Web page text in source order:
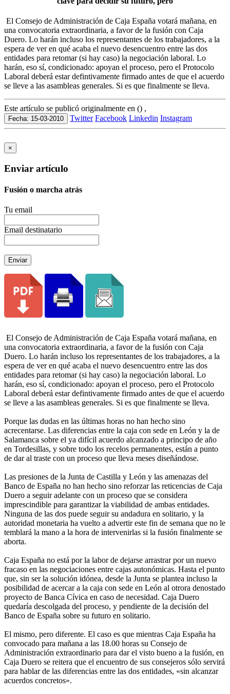
El Consejo de Administración de Caja España votará mañana, en
una convocatoria extraordinaria, a favor de la fusión con Caja
Duero. Lo harán incluso los representantes de los trabajadores, a la
espera de ver en qué acaba el nuevo desencuentro entre las dos
entidades para retomar (si hay caso) la negociación laboral. Lo
harán, eso sí, condicionado: apoyan el proceso, pero el Protocolo
Laboral deberá estar defintivamente firmado antes de que el acuerdo
se lleve a las asambleas generales. Si es que finalmente se lleva.
Este artículo se publicó originalmente en () ,
Fecha: 15-03-2010 Twitter Facebook Linkedin Instagram
×
Enviar artículo
Fusión o marcha atrás
Tu email
Email destinatario
Enviar
El Consejo de Administración de Caja España votará mañana, en
una convocatoria extraordinaria, a favor de la fusión con Caja
Duero. Lo harán incluso los representantes de los trabajadores, a la
espera de ver en qué acaba el nuevo desencuentro entre las dos
entidades para retomar (si hay caso) la negociación laboral. Lo
harán, eso sí, condicionado: apoyan el proceso, pero el Protocolo
Laboral deberá estar defintivamente firmado antes de que el acuerdo
se lleve a las asambleas generales. Si es que finalmente se lleva.
Porque las dudas en las últimas horas no han hecho sino
acrecentarse. Las diferencias entre la caja con sede en León y la de
Salamanca sobre el ya difícil acuerdo alcanzado a principo de año
en Tordesillas, y sobre todo los recelos permanentes, están a punto
de dar al traste con un proceso que lleva meses diseñándose.
Las presiones de la Junta de Castilla y León y las amenazas del
Banco de España no han hecho sino reforzar las reticencias de Caja
Duero a seguir adelante con un proceso que se considera
imprescindible para garantizar la viabilidad de ambas entidades.
Ninguna de las dos puede seguir su andadura en solitario, y la
autoridad monetaria ha vuelto a advertir este fin de semana que no le
temblará la mano a la hora de intervenirlas si la fusión finalmente se
aborta.
Caja España no está por la labor de dejarse arrastrar por un nuevo
fracaso en las negociaciones entre cajas autonómicas. Hasta el punto
que, sin ser la solución idónea, desde la Junta se plantea incluso la
posibilidad de acercar a la caja con sede en León al otrora denostado
proyecto de Banca Cívica en caso de necesidad. Caja Duero
quedaría descolgada del proceso, y pendiente de la decisión del
Banco de España sobre su futuro en solitario.
El mismo, pero diferente. El caso es que mientras Caja España ha
convocado para mañana a las 18.00 horas su Consejo de
Administración extraordinario para dar el visto bueno a la fusión, en
Caja Duero se reitera que el encuentro de sus consejeros sólo servirá
para hablar de las diferencias entre las dos entidades, «sin alcanzar
acuerdos concretos».